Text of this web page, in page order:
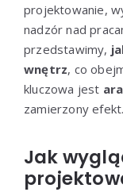
projektowanie,
nadzór nad
przedstawimy,
wnętrz, co
kluczowa jest
zamierzony efekt.
Jak